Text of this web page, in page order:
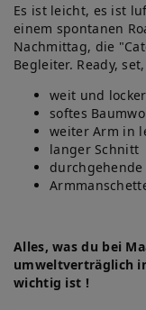
Es ist leicht, es ist
einem spontanen
Nachmittag, die
Begleiter. Ready,
weit und
softes
weiter Arm in
langer Schnitt
Alles, was du bei
umweltverträglich
wichtig ist !